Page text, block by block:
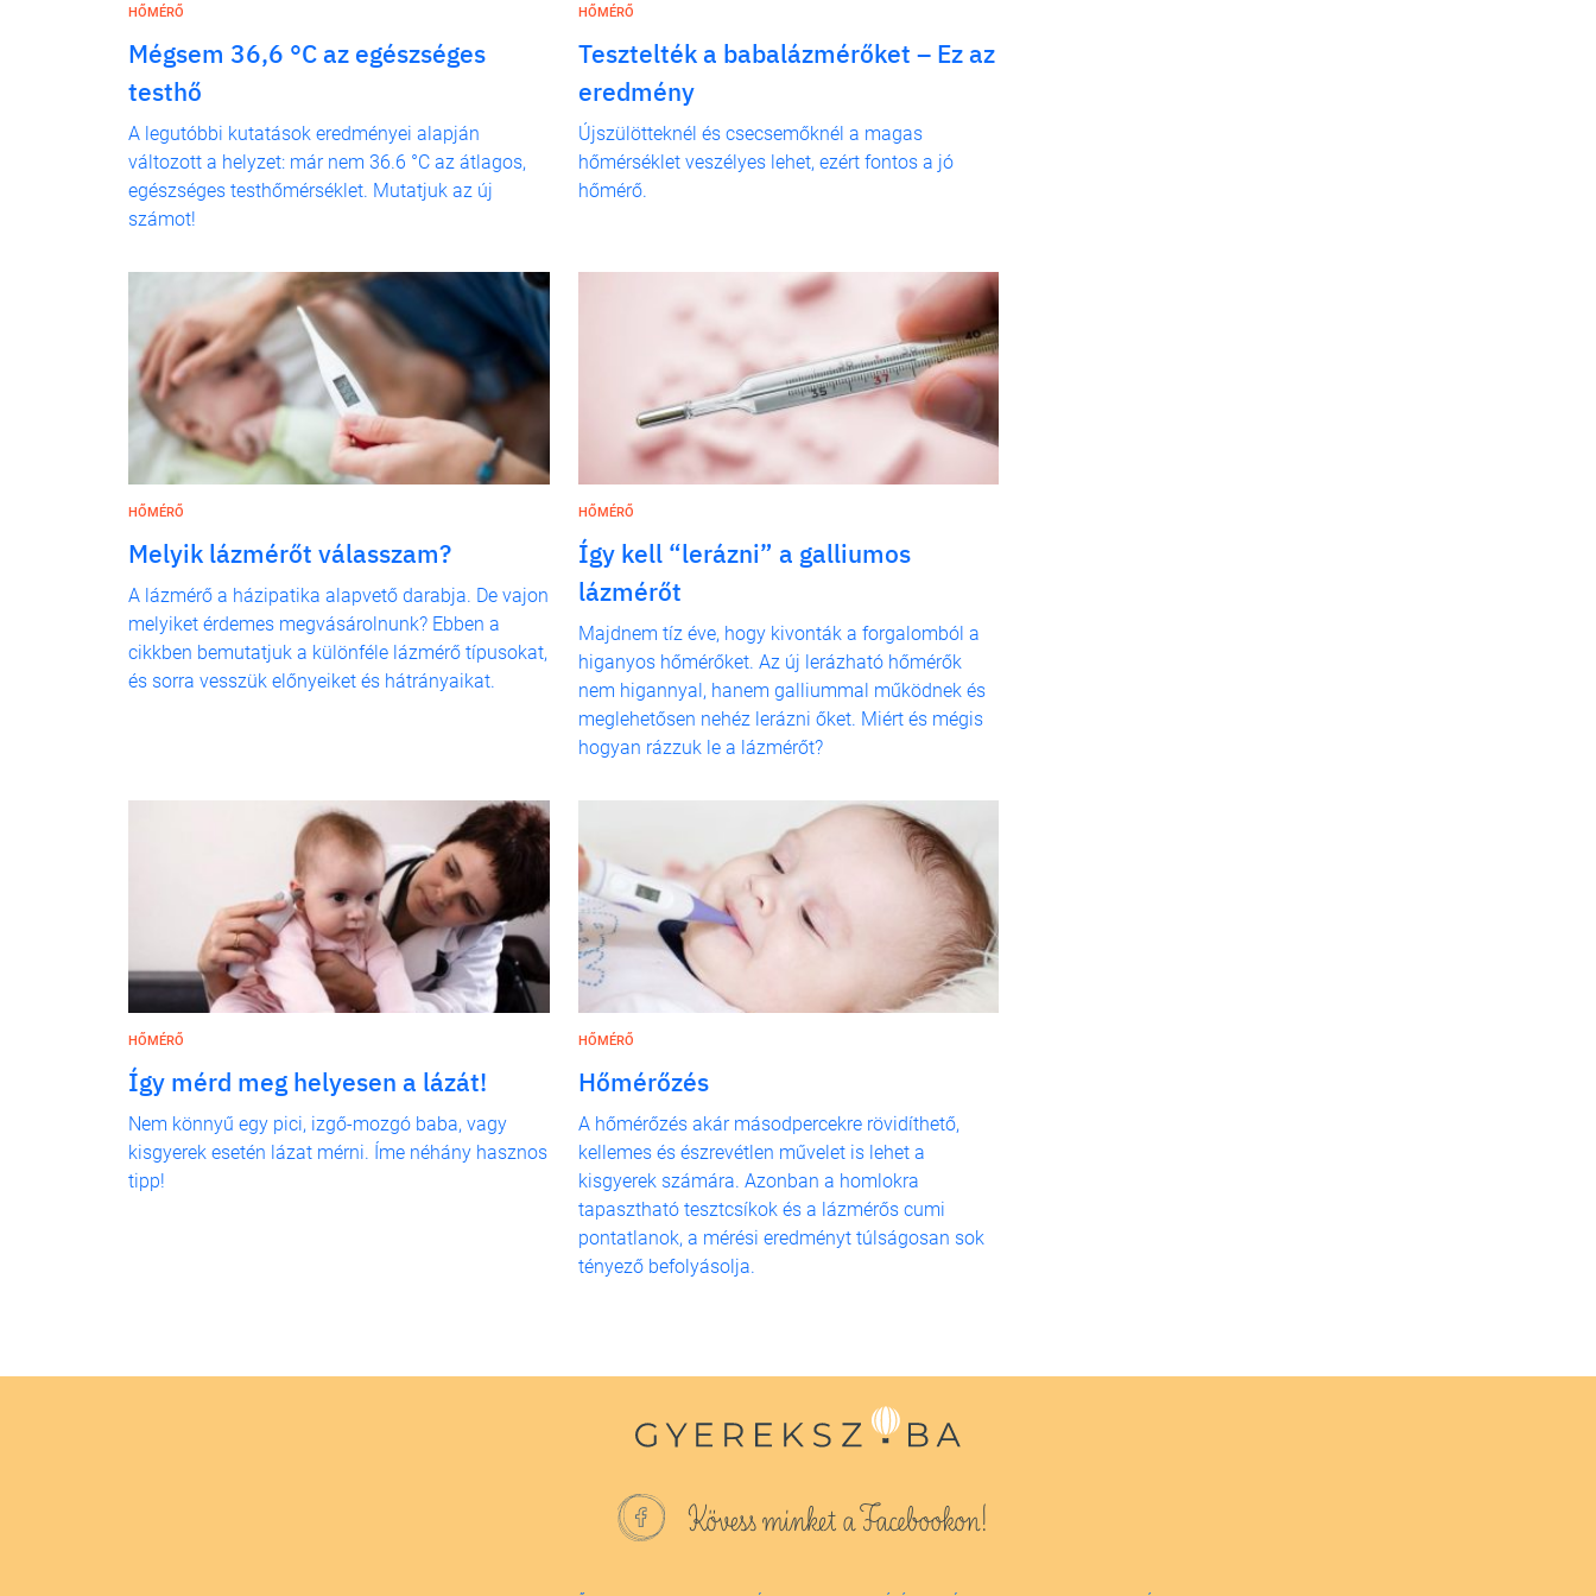
HŐMÉRŐ
Mégsem 36,6 °C az egészséges
testhő
A legutóbbi kutatások eredményei alapján
változott a helyzet: már nem 36.6 °C az átlagos,
egészséges testhőmérséklet. Mutatjuk az új
számot!
HŐMÉRŐ
Tesztelték a babalázmérőket – Ez az
eredmény
Újszülötteknél és csecsemőknél a magas
hőmérséklet veszélyes lehet, ezért fontos a jó
hőmérő.
HŐMÉRŐ
Melyik lázmérőt válasszam?
A lázmérő a házipatika alapvető darabja. De vajon
melyiket érdemes megvásárolnunk? Ebben a
cikkben bemutatjuk a különféle lázmérő típusokat,
és sorra vesszük előnyeiket és hátrányaikat.
HŐMÉRŐ
Így kell “lerázni” a galliumos
lázmérőt
Majdnem tíz éve, hogy kivonták a forgalomból a
higanyos hőmérőket. Az új lerázható hőmérők
nem higannyal, hanem galliummal működnek és
meglehetősen nehéz lerázni őket. Miért és mégis
hogyan rázzuk le a lázmérőt?
HŐMÉRŐ
Így mérd meg helyesen a lázát!
Nem könnyű egy pici, izgő-mozgó baba, vagy
kisgyerek esetén lázat mérni. Íme néhány hasznos
tipp!
HŐMÉRŐ
Hőmérőzés
A hőmérőzés akár másodpercekre rövidíthető,
kellemes és észrevétlen művelet is lehet a
kisgyerek számára. Azonban a homlokra
tapasztható tesztcsíkok és a lázmérős cumi
pontatlanok, a mérési eredményt túlságosan sok
tényező befolyásolja.
Kövess minket a Facebookon!